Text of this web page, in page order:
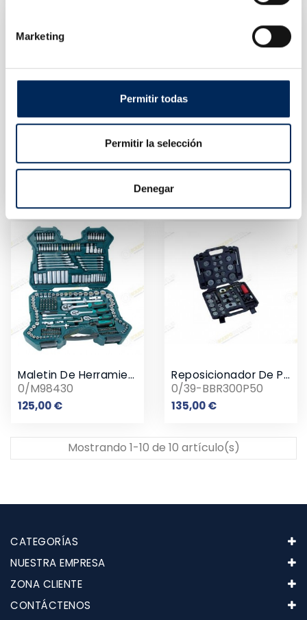
Marketing
Permitir todas
Permitir la selección
Denegar
Kit Maletín Extractor Cubo De Ruedas
10/TRHS-E3525
Juego Llaves Cazoleta Para Filtros
0/39-BE630
98,50 €
Maletin De Herramientas 215 Piezas
0/M98430
125,00 €Precio
Reposicionador De Pistones De Pinzas De Frenos
0/39-BBR300P50
135,00 €Precio
Mostrando 1-10 de 10 artículo(s)
CATEGORÍAS
NUESTRA EMPRESA
ZONA CLIENTE
CONTÁCTENOS